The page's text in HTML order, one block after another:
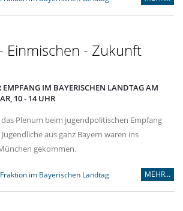
Einmischen - Zukunft
EMPFANG IM BAYERISCHEN LANDTAG AM
10 - 14 UHR
Plenum beim jugendpolitischen Empfang
aus ganz Bayern waren ins
gekommen.
im Bayerischen Landtag MEHR...